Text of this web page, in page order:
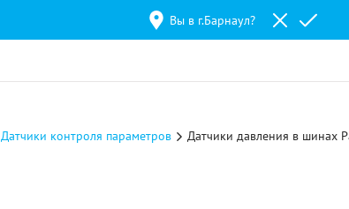
Вы в г.Барнаул?
Датчики контроля параметров Датчики давления в шинах